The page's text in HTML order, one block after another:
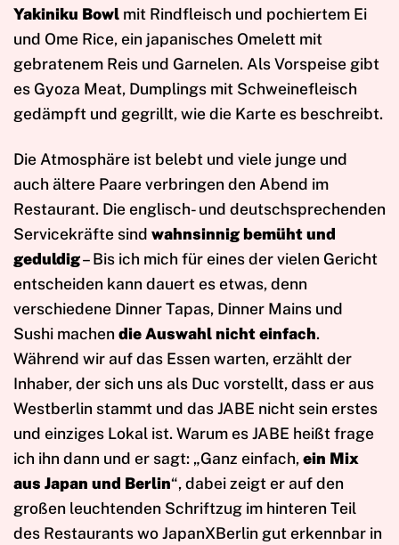
Yakiniku Bowl mit Rindfleisch und pochiertem Ei
und Ome Rice, ein japanisches Omelett mit
gebratenem Reis und Garnelen. Als Vorspeise gibt
es Gyoza Meat, Dumplings mit Schweinefleisch
gedämpft und gegrillt, wie die Karte es beschreibt.
Die Atmosphäre ist belebt und viele junge und
auch ältere Paare verbringen den Abend im
Restaurant. Die englisch- und deutschsprechenden
Servicekräfte sind wahnsinnig bemüht und
geduldig– Bis ich mich für eines der vielen Gericht
entscheiden kann dauert es etwas, denn
verschiedene Dinner Tapas, Dinner Mains und
Sushi machendie Auswahl nicht einfach.
Während wir auf das Essen warten, erzählt der
Inhaber, der sich uns als Duc vorstellt, dass er aus
Westberlin stammt und das JABE nicht sein erstes
und einziges Lokal ist. Warum es JABE heißt frage
ich ihn dann und er sagt: „Ganz einfach,ein Mix
aus Japan und Berlin“, dabei zeigt er auf den
großen leuchtenden Schriftzug im hinteren Teil
des Restaurants wo JapanXBerlin gut erkennbar in